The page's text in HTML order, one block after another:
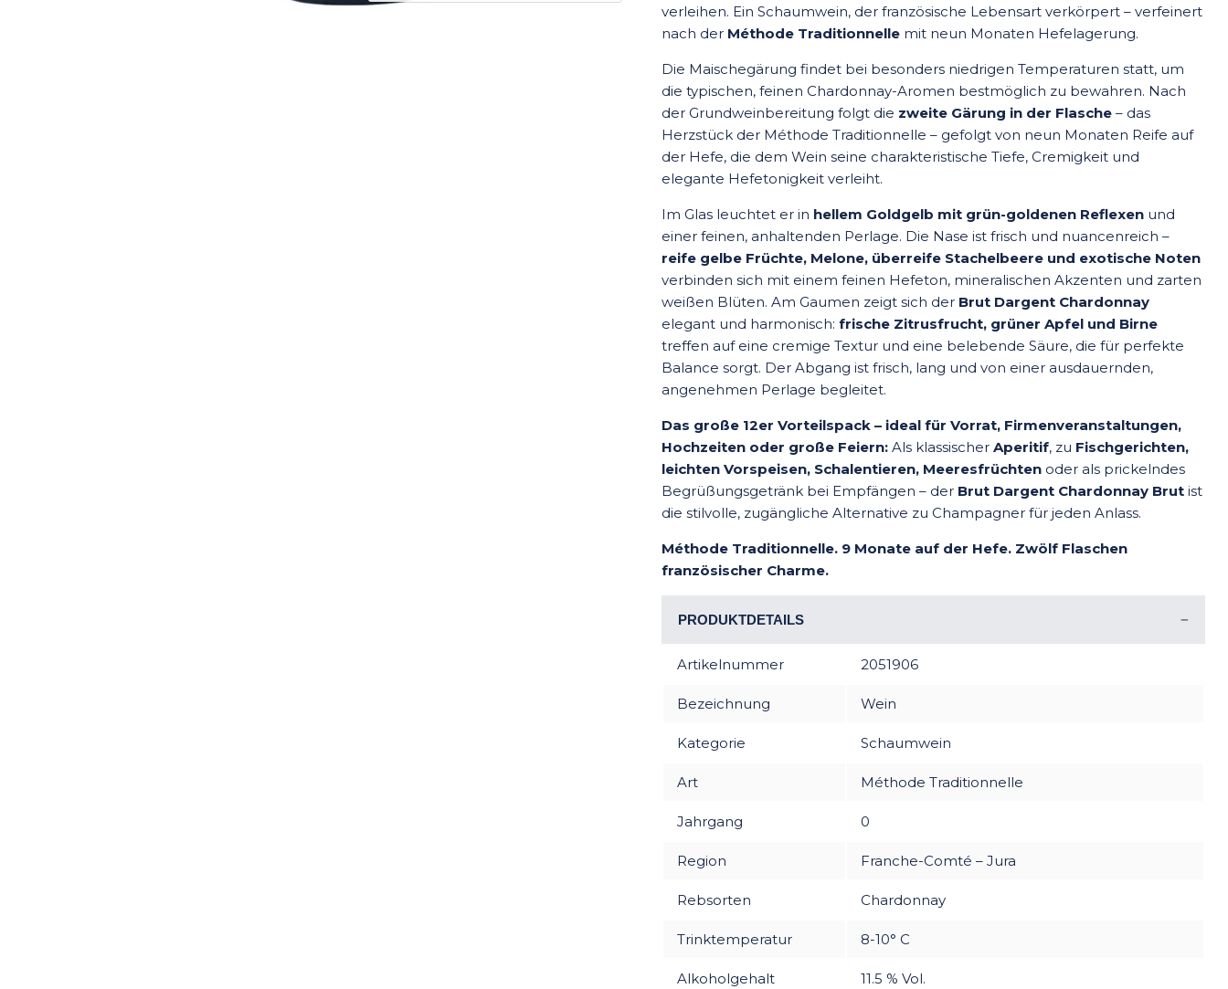
verleihen. Ein Schaumwein, der französische Lebensart verkörpert – verfeinert
nach der Méthode Traditionnellemit neun Monaten Hefelagerung.
Die Maischegärung findet bei besonders niedrigen Temperaturen statt, um
die typischen, feinen Chardonnay-Aromen bestmöglich zu bewahren. Nach
der Grundweinbereitung folgt die zweite Gärung in der Flasche– das
Herzstück der Méthode Traditionnelle – gefolgt von neun Monaten Reife auf
der Hefe, die dem Wein seine charakteristische Tiefe, Cremigkeit und
elegante Hefetonigkeit verleiht.
Im Glas leuchtet er in hellem Goldgelb mit grün-goldenen Reflexenund
einer feinen, anhaltenden Perlage. Die Nase ist frisch und nuancenreich –
reife gelbe Früchte, Melone, überreife Stachelbeere und exotische Noten
verbinden sich mit einem feinen Hefeton, mineralischen Akzenten und zarten
weißen Blüten. Am Gaumen zeigt sich der Brut Dargent Chardonnay
elegant und harmonisch: frische Zitrusfrucht, grüner Apfel und Birne
treffen auf eine cremige Textur und eine belebende Säure, die für perfekte
Balance sorgt. Der Abgang ist frisch, lang und von einer ausdauernden,
angenehmen Perlage begleitet.
Das große 12er Vorteilspack – ideal für Vorrat, Firmenveranstaltungen,
Hochzeiten oder große Feiern:Als klassischer Aperitif, zu Fischgerichten,
leichten Vorspeisen, Schalentieren, Meeresfrüchtenoder als prickelndes
Begrüßungsgetränk bei Empfängen – der Brut Dargent Chardonnay Brutist
die stilvolle, zugängliche Alternative zu Champagner für jeden Anlass.
Méthode Traditionnelle. 9 Monate auf der Hefe. Zwölf Flaschen
französischer Charme.
PRODUKTDETAILS
Artikelnummer 2051906
Bezeichnung Wein
Kategorie Schaumwein
Art Méthode Traditionnelle
Jahrgang 0
Region Franche-Comté – Jura
Rebsorten Chardonnay
Trinktemperatur 8-10° C
Alkoholgehalt 11.5 % Vol.